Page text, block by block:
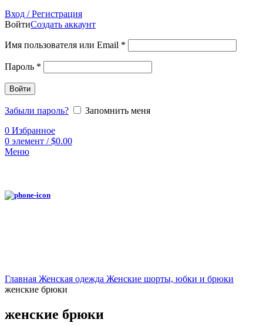
Вход / Регистрация
ВойтиСоздать аккаунт
Имя пользователя или Email *
Пароль *
Войти
Забыли пароль?
Запомнить меня
0 Избранное
0 элемент / $0.00
Меню
Главная Женская одежда Женские шорты, юбки и брюки
женские брюки
женские брюки